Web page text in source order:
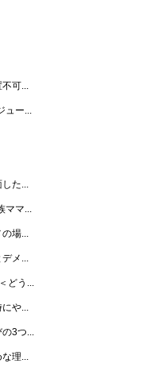
可...
ュー...
た...
ママ...
場...
メ...
どう...
や...
3つ...
理...